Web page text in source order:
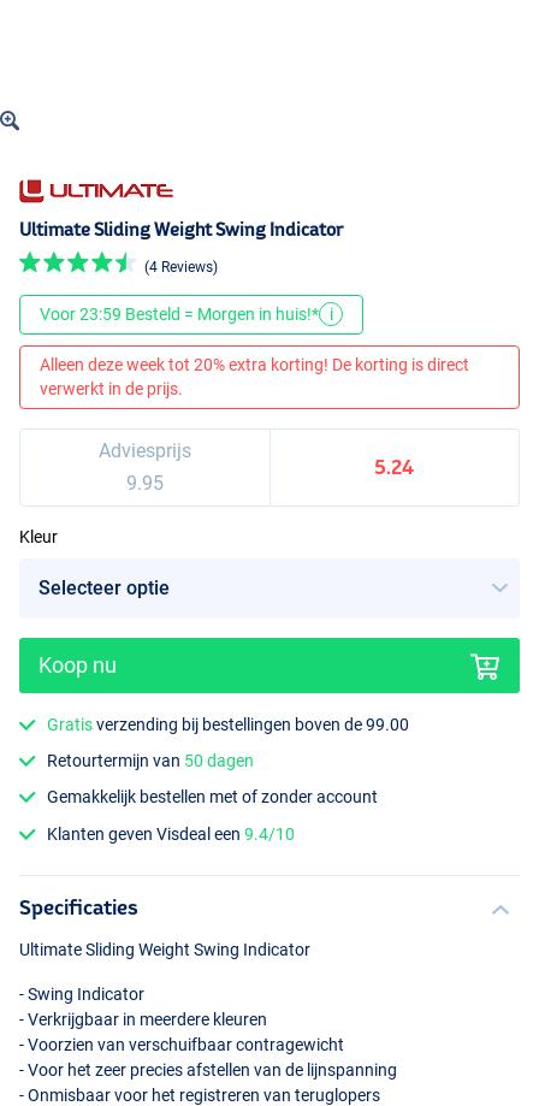
Ultimate Sliding Weight Swing Indicator
(4 Reviews)
Voor 23:59 Besteld = Morgen in huis!* i
Alleen deze week tot 20% extra korting! De korting is direct
verwerkt in de prijs.
Adviesprijs
9.95
5.24
Kleur
Koop nu
Gratisverzending bij bestellingen boven de 99.00
Retourtermijn van 50 dagen
Gemakkelijk bestellen met of zonder account
Klanten geven Visdeal een9.4/10
Specificaties
Ultimate Sliding Weight Swing Indicator
- Swing Indicator
- Verkrijgbaar in meerdere kleuren
- Voorzien van verschuifbaar contragewicht
- Voor het zeer precies afstellen van de lijnspanning
- Onmisbaar voor het registreren van teruglopers